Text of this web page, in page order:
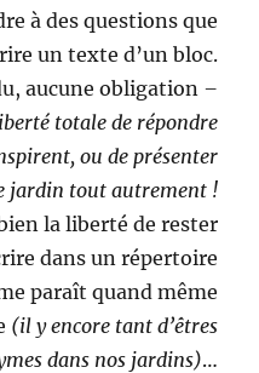
à des questions que
un texte d’un bloc.
aucune obligation –
totale de répondre
ou de présenter
jardin tout autrement !
la liberté de rester
dans un répertoire
paraît quand même
(il y encore tant d’êtres
dans nos jardins)…